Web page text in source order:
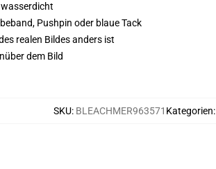
Pushpin oder blaue Tack
realen Bildes anders ist
dem Bild
SKU: BLEACHMER963571 Kategorien: